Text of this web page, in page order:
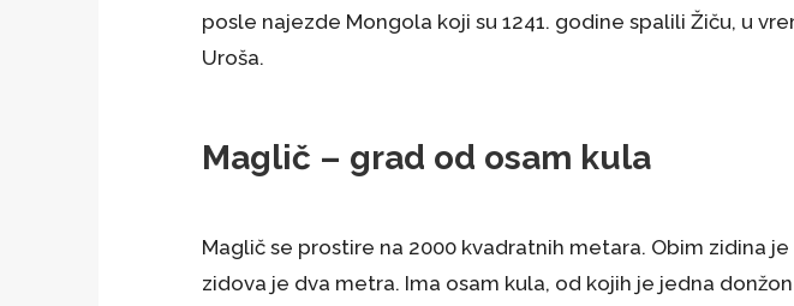
posle najezde Mongola koji su 1241. godine spalili Žiču, u
Uroša.
Maglič – grad od osam kula
Maglič se prostire na 2000 kvadratnih metara. Obim zidina
zidova je dva metra. Ima osam kula, od kojih je jedna